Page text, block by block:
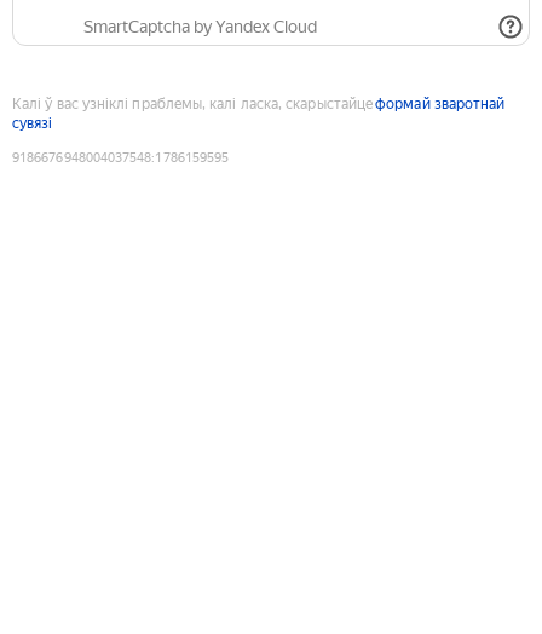
SmartCaptcha by Yandex Cloud
Калі ў вас узніклі праблемы, калі ласка, скарыстайцеформай зваротнай
сувязі
9186676948004037548:1786159595